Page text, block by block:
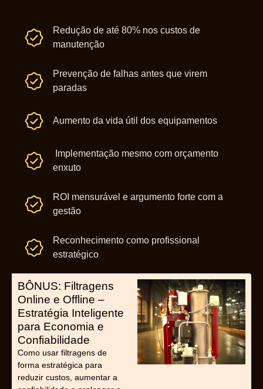
Redução de até 80% nos custos de
manutenção
Prevenção de falhas antes que virem
paradas
Aumento da vida útil dos equipamentos
Implementação mesmo com orçamento
enxuto
ROI mensurável e argumento forte com a
gestão
Reconhecimento como profissional
estratégico
BÔNUS: Filtragens
Online e Offline –
Estratégia Inteligente
para Economia e
Confiabilidade
Como usar filtragens de
forma estratégica para
reduzir custos, aumentar a